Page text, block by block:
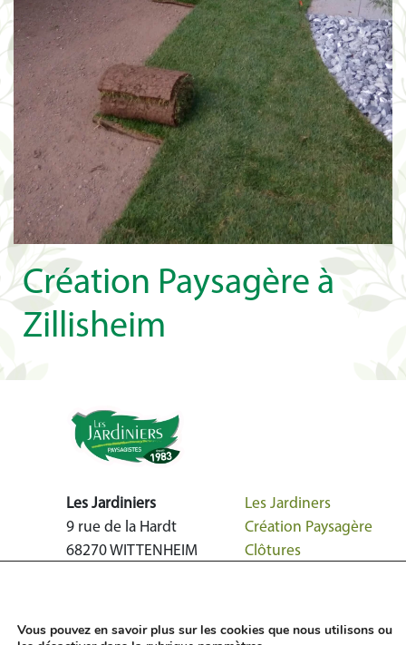
Création Paysagère à
Zillisheim
Les Jardiniers
9 rue de la Hardt
68270 WITTENHEIM
Les Jardiners
Création Paysagère
Clôtures
Contact
Vous pouvez en savoir plus sur les cookies que nous utilisons ou